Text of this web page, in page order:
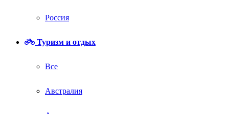
Россия
Туризм и отдых
Все
Австралия